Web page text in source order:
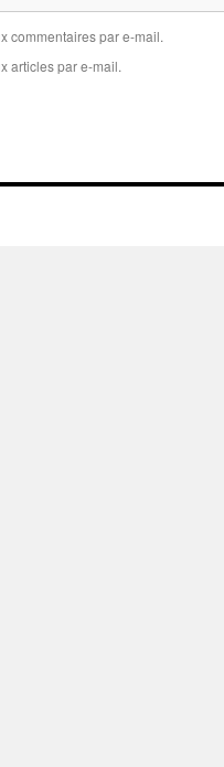
commentaires par e-mail.
articles par e-mail.